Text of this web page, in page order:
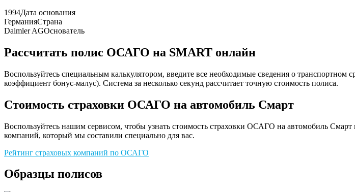
1994Дата основания
ГерманияСтрана
Daimler AGОснователь
Рассчитать полис ОСАГО на SMART онлайн
Воспользуйтесь специальным калькулятором, введите все необходимые сведения о
коэффициент бонус-малус). Система за несколько секунд рассчитает точную стоимость полиса.
Стоимость страховки ОСАГО на автомобиль Смарт
Воспользуйтесь нашим сервисом, чтобы узнать стоимость страховки ОСАГО на автомобиль
компаний, который мы составили специально для вас.
Рейтинг страховых компаний по ОСАГО
Образцы полисов